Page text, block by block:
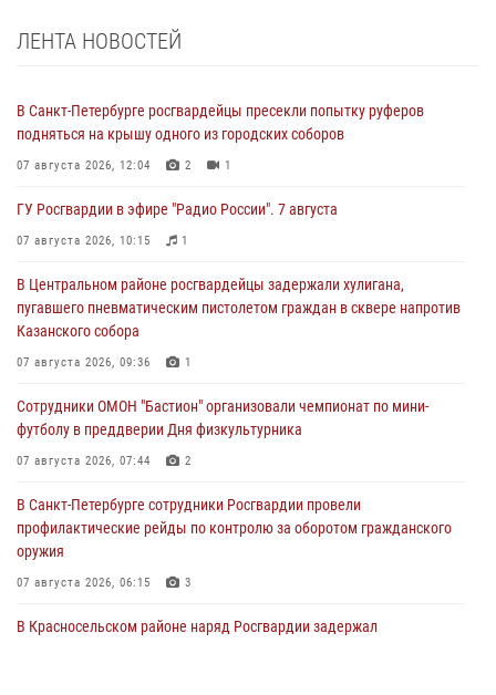
ЛЕНТА НОВОСТЕЙ
В Санкт-Петербурге росгвардейцы пресекли попытку руферов
подняться на крышу одного из городских соборов
07 августа 2026, 12:04 2 1
ГУ Росгвардии в эфире "Радио России". 7 августа
07 августа 2026, 10:15 1
В Центральном районе росгвардейцы задержали хулигана,
пугавшего пневматическим пистолетом граждан в сквере напротив
Казанского собора
07 августа 2026, 09:36 1
Сотрудники ОМОН "Бастион" организовали чемпионат по мини-
футболу в преддверии Дня физкультурника
07 августа 2026, 07:44 2
В Санкт-Петербурге сотрудники Росгвардии провели
профилактические рейды по контролю за оборотом гражданского
оружия
07 августа 2026, 06:15 3
В Красносельском районе наряд Росгвардии задержал